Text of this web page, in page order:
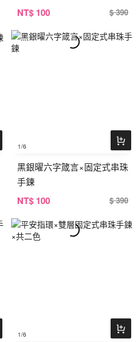
NT$ 100 $ 390
1/6
黑銀曜六字箴言×固定式串珠
手鍊
NT$ 100 $ 390
1/6